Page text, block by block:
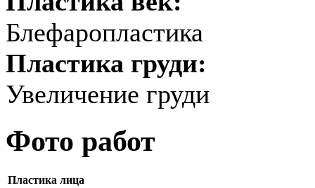
Блефаропластика
Пластика груди:
Увеличение груди
Фото работ
Пластика лица